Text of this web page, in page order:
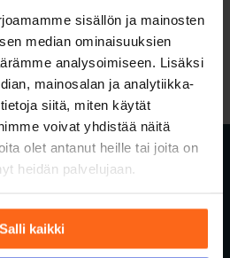
sisällön ja mainosten
median ominaisuuksien
analysoimiseen. Lisäksi
mainosalan ja analytiikka-
siitä, miten käytät
voivat yhdistää näitä
olet antanut heille tai joita on
heidän palvelujaan.
Salli kaikki